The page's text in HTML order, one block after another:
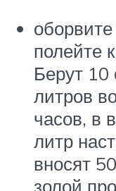
полейте
Берут 10
литров
часов, в
литр
вносят
золой